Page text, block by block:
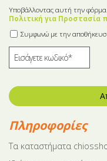
Υποβάλλοντας αυτή την
Πολιτική για
Συμφωνώ με την
Πληροφορίες
Tα καταστήματα